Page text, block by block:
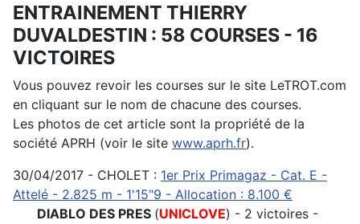
ENTRAINEMENT THIERRY
DUVALDESTIN : 58 COURSES - 16
VICTOIRES
Vous pouvez revoir les courses sur le site LeTROT.com
en cliquant sur le nom de chacune des courses.
Les photos de cet article sont la propriété de la
société APRH (voir le site www.aprh.fr).
30/04/2017 - CHOLET : 1er Prix Primagaz - Cat. E -
Attelé - 2.825 m - 1'15"9 - Allocation : 8.100 €
DIABLO DES PRES (UNICLOVE) - 2 victoires -